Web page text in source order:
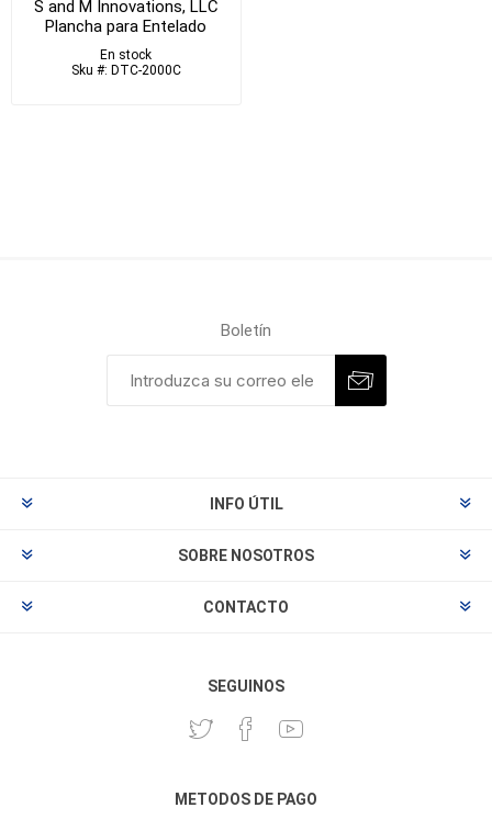
S and M Innovations, LLC
Plancha para Entelado
En stock
Sku #: DTC-2000C
Boletín
INFO ÚTIL
SOBRE NOSOTROS
CONTACTO
SEGUINOS
METODOS DE PAGO